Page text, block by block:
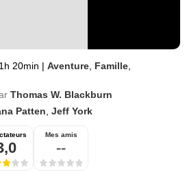
1h 20min | Aventure Famille
Thomas W. Blackburn
Patten Jeff York
Mes amis
--